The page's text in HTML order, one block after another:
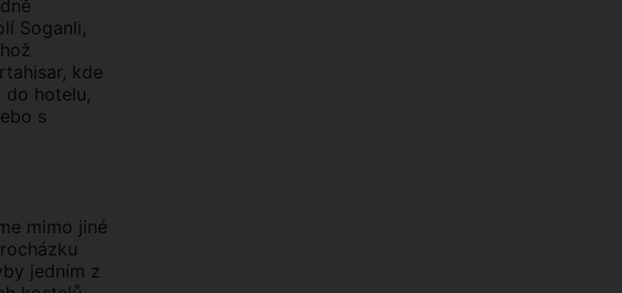
Soganli,
kde
do hotelu,
s
mimo jiné
jedním z